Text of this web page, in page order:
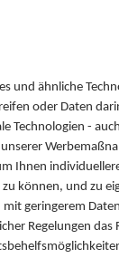
sich die